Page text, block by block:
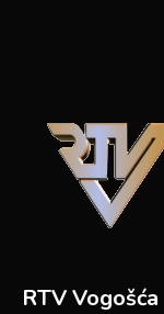
RTV Vogošća